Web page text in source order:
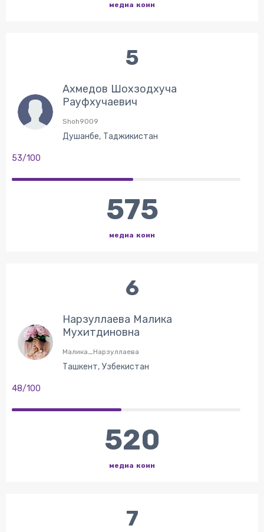
медиа коин
5
Ахмедов Шохзодхуча
Рауфхучаевич
Shoh9009
Душанбе, Таджикистан
53/100
575
медиа коин
6
Нарзуллаева Малика
Мухитдиновна
Малика_Нарзуллаева
Ташкент, Узбекистан
48/100
520
медиа коин
7